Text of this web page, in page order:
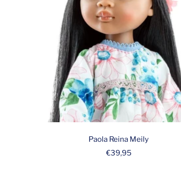
Paola Reina Meily
Prix
€39,95